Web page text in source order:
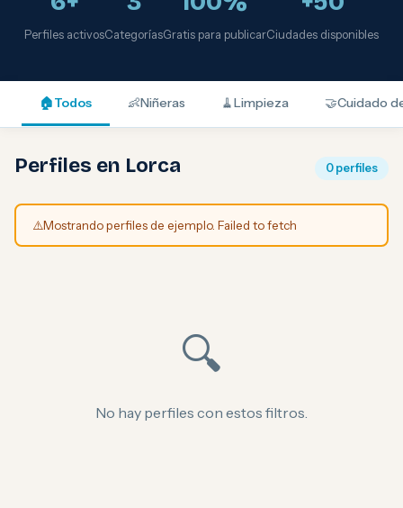
Perfiles activosCategoríasGratis para publicarCiudades disponibles
🏠Todos 👶Niñeras 🧹Limpieza 🤝Cuidado
Perfiles en Lorca 0 perfiles
⚠️Mostrando perfiles de ejemplo. Failed to fetch
🔍
No hay perfiles con estos filtros.